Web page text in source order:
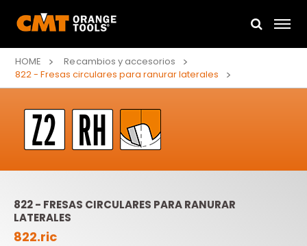
HOME
Recambios y accesorios
822 - Fresas circulares para ranurar laterales
822 - FRESAS CIRCULARES PARA RANURAR
LATERALES
822.ric